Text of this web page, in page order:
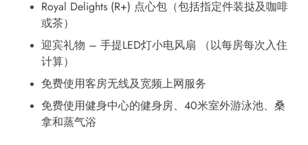
Royal Delights (R+) 点心包（包括指定件装挞及咖啡
或茶）
迎宾礼物 – 手提LED灯小电风扇 （以每房每次入住
计算）
免费使用客房无线及宽频上网服务
免费使用健身中心的健身房、40米室外游泳池、桑
拿和蒸气浴